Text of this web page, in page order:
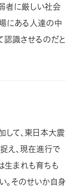
者に厳しい社会
にある人達の中
識させるのだと
して、東日本大震
え、現在進行で
生まれも育ちも
。そのせいか自身